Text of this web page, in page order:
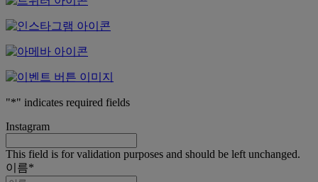
"*" indicates required fields
Instagram
This field is for validation purposes and should be left unchanged.
이름*